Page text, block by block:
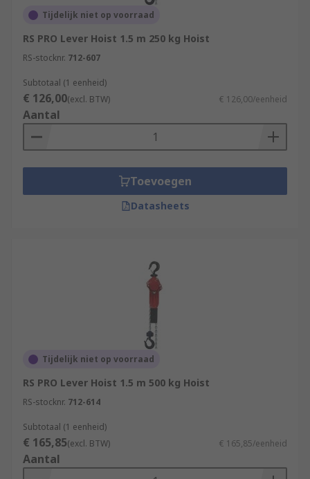
lifetime of the hoist.Have the appropriate
spreader beams, load blocks, hook
attachments.The lifting capacity of the hoist. This
should not be higher than the weight capacity of
the structure that is supporting the hoist.
Tijdelijk niet op voorraad
RS PRO Lever Hoist 1.5 m 250 kg Hoist
RS-stocknr. 712-607
Subtotaal (1 eenheid)
€ 126,00(excl. BTW) € 126,00/eenheid
Aantal
Toevoegen
Datasheets
Tijdelijk niet op voorraad
RS PRO Lever Hoist 1.5 m 500 kg Hoist
RS-stocknr. 712-614
Subtotaal (1 eenheid)
€ 165,85(excl. BTW) € 165,85/eenheid
Aantal